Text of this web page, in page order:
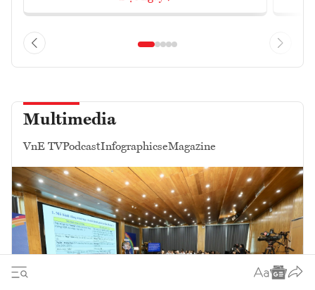
Multimedia
VnE TVPodcastInfographicseMagazine